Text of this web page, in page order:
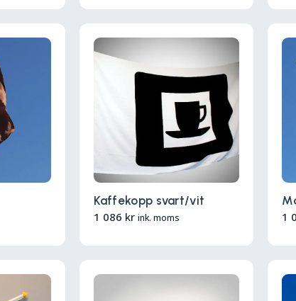
Kaffekopp svart/vit
1 086 kr ink. moms
1